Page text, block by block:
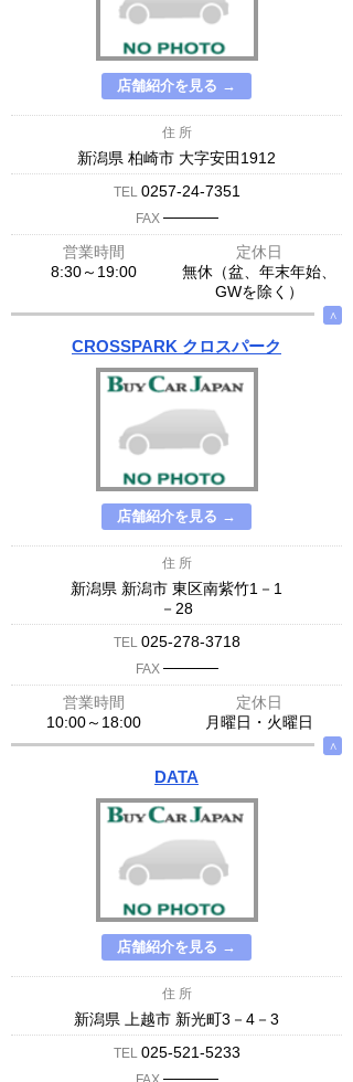
店舗紹介を見る →
住 所
新潟県 柏崎市 大字安田1912
TEL 0257-24-7351
FAX ─────
営業時間
定休日
8:30～19:00
無休（盆、年末年始、
GWを除く）
∧
CROSSPARK クロスパーク
店舗紹介を見る →
住 所
新潟県 新潟市 東区南紫竹1－1
－28
TEL 025-278-3718
FAX ─────
営業時間
定休日
10:00～18:00
月曜日・火曜日
∧
DATA
店舗紹介を見る →
住 所
新潟県 上越市 新光町3－4－3
TEL 025-521-5233